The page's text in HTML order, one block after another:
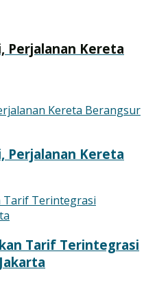
Perjalanan Kereta
Perjalanan Kereta
Tarif Terintegrasi